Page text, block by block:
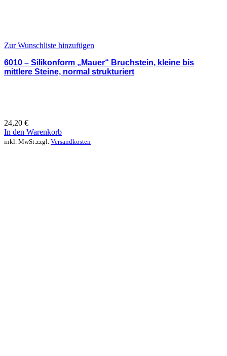
Zur Wunschliste hinzufügen
6010 – Silikonform „Mauer“ Bruchstein, kleine bis
mittlere Steine, normal strukturiert
24,20 €
In den Warenkorb
inkl. MwSt. zzgl. Versandkosten